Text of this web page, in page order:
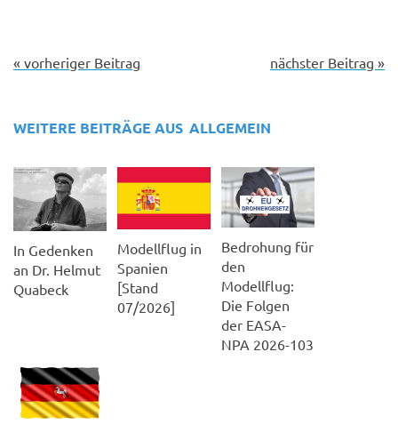
« vorheriger Beitrag nächster Beitrag »
WEITERE BEITRÄGE AUS ALLGEMEIN
In Gedenken
an Dr. Helmut
Quabeck
Modellflug in
Spanien
[Stand
07/2026]
Bedrohung für
den
Modellflug:
Die Folgen
der EASA-
NPA 2026-103